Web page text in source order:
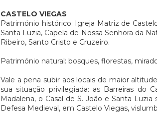
CASTELO VIEGAS
Património histórico: Igreja Matriz de
Santa Luzia, Capela de Nossa Senhora da
Ribeiro, Santo Cristo e Cruzeiro.
Património natural: bosques, florestas,
Vale a pena subir aos locais de maior
sua situação privilegiada: as Barreiras do
Madalena, o Casal de S. João e Santa
Defesa Medieval, em Castelo Viegas,